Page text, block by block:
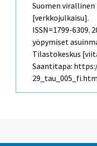
Suomen
[verkkojulkaisu].
ISSN=1799-6309.
yöpymiset
Tilastokeskus
Saantitapa: